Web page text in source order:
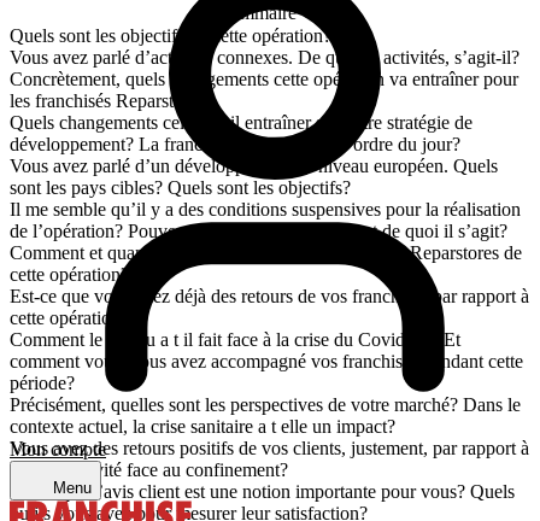
Mon compte
Menu
Sommaire
Quels sont les objectifs de cette opération?
Vous avez parlé d’activités connexes. De quelles activités, s’agit-il?
Concrètement, quels changements cette opération va entraîner pour
les franchisés Reparstores?
Quels changements cela va t il entraîner sur votre stratégie de
développement? La franchise est toujours à l’ordre du jour?
Vous avez parlé d’un développement au niveau européen. Quels
sont les pays cibles? Quels sont les objectifs?
Il me semble qu’il y a des conditions suspensives pour la réalisation
de l’opération? Pouvez-vous me dire rapidement de quoi il s’agit?
Comment et quand vous avez informé les franchisés Reparstores de
cette opération?
Est-ce que vous avez déjà des retours de vos franchisés par rapport à
cette opération?
Comment le réseau a t il fait face à la crise du Covid-19? Et
comment vous, vous avez accompagné vos franchisés pendant cette
période?
Précisément, quelles sont les perspectives de votre marché? Dans le
contexte actuel, la crise sanitaire a t elle un impact?
Vous avez des retours positifs de vos clients, justement, par rapport à
votre réactivité face au confinement?
Est ce que l’avis client est une notion importante pour vous? Quels
outils vous avez pour mesurer leur satisfaction?